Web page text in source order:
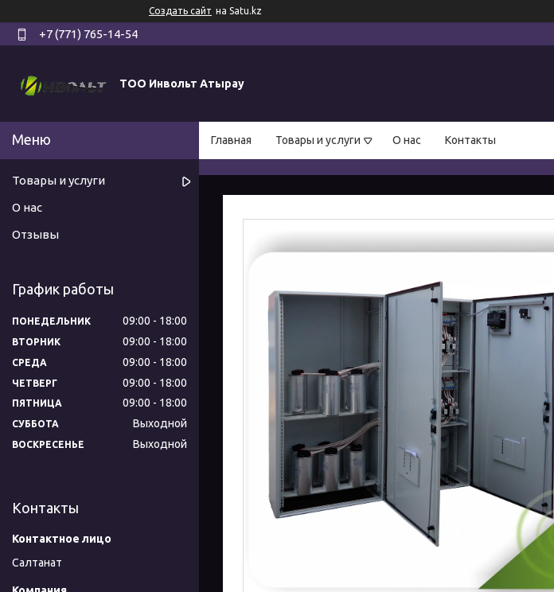
Создать сайт на Satu.kz
+7 (771) 765-14-54
ТОО Инвольт Атырау
Главная Товары и услуги О нас Контакты
Товары и услуги
О нас
Отзывы
График работы
ПОНЕДЕЛЬНИК 09:00 18:00
ВТОРНИК 09:00 18:00
СРЕДА 09:00 18:00
ЧЕТВЕРГ 09:00 18:00
ПЯТНИЦА 09:00 18:00
СУББОТА Выходной
ВОСКРЕСЕНЬЕ Выходной
Контакты
Салтанат